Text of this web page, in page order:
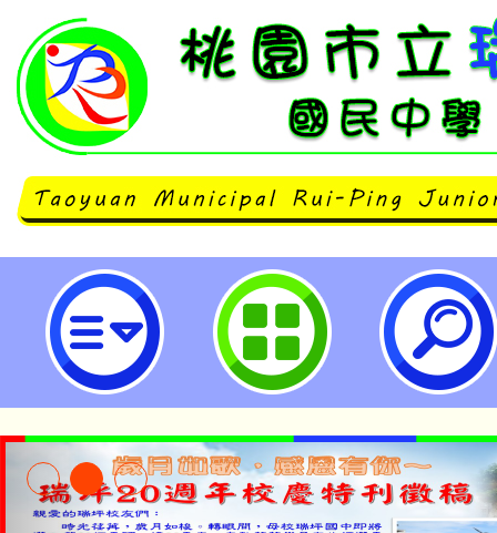
桃園市112學年度精進國民中小學
課程品質整體推動計畫國中小跨領
增能培訓-概念為本課程設計工作
國民中學